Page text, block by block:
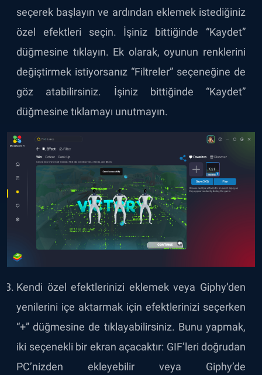
seçerek başlayın ve ardından eklemek istediğiniz
özel efektleri seçin. İşiniz bittiğinde “Kaydet”
düğmesine tıklayın. Ek olarak, oyunun renklerini
değiştirmek istiyorsanız “Filtreler” seçeneğine de
göz atabilirsiniz. İşiniz bittiğinde “Kaydet”
düğmesine tıklamayı unutmayın.
Kendi özel efektlerinizi eklemek veya Giphy’den
yenilerini içe aktarmak için efektlerinizi seçerken
“+” düğmesine de tıklayabilirsiniz. Bunu yapmak,
iki seçenekli bir ekran açacaktır: GIF’leri doğrudan
PC’nizden ekleyebilir veya Giphy’de